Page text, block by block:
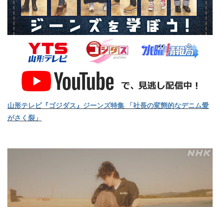
山形テレビ『ゴジダス』ジーンズ特集 「社長の変態的なデニム愛
がさく裂」